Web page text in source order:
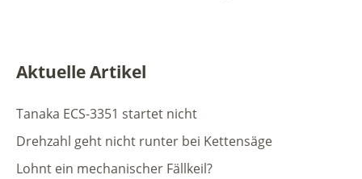
Aktuelle Artikel
Tanaka ECS-3351 startet nicht
Drehzahl geht nicht runter bei Kettensäge
Lohnt ein mechanischer Fällkeil?